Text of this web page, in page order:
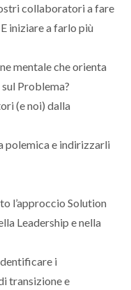
collaboratori a fare
iniziare a farlo più
mentale che orienta
Problema?
(e noi) dalla
polemica e indirizzarli
l’approccio Solution
Leadership e nella
i
transizione e